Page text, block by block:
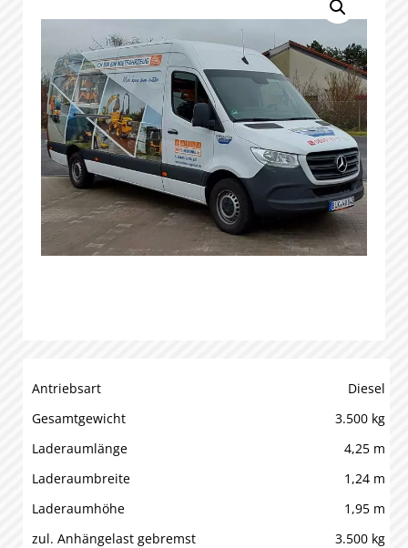
Antriebsart
Diesel
Gesamtgewicht
3.500 kg
Laderaumlänge
4,25 m
Laderaumbreite
1,24 m
Laderaumhöhe
1,95 m
zul. Anhängelast gebremst
3.500 kg